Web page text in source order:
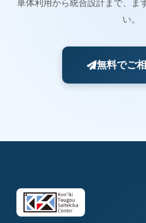
単体利用から統合設計まで、ま
い。
無料でご